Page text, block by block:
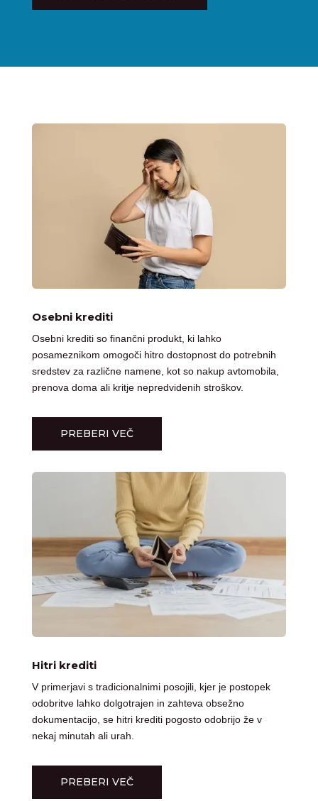
Osebni krediti
Osebni krediti so finančni produkt, ki lahko
posameznikom omogoči hitro dostopnost do potrebnih
sredstev za različne namene, kot so nakup avtomobila,
prenova doma ali kritje nepredvidenih stroškov.
PREBERI VEČ
Hitri krediti
V primerjavi s tradicionalnimi posojili, kjer je postopek
odobritve lahko dolgotrajen in zahteva obsežno
dokumentacijo, se hitri krediti pogosto odobrijo že v
nekaj minutah ali urah.
PREBERI VEČ